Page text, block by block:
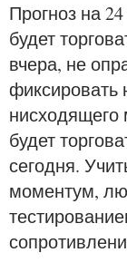
Прогноз на
будет
вчера, не
фиксировать
будет
сегодня.
моментум,